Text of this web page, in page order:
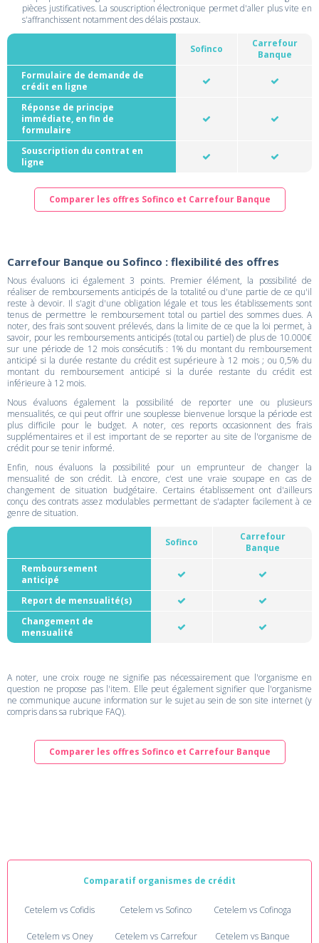
pièces justificatives. La souscription électronique permet d'aller plus vite en
s'affranchissent notamment des délais postaux.
Sofinco
Carrefour
Banque
Formulaire de demande de
crédit en ligne
Réponse de principe
immédiate, en fin de
formulaire
Souscription du contrat en
ligne
Comparer les offres Sofinco et Carrefour Banque
Carrefour Banque ou Sofinco : flexibilité des offres
Nous évaluons ici également 3 points. Premier élément, la possibilité de
réaliser de remboursements anticipés de la totalité ou d'une partie de ce qu'il
reste à devoir. Il s'agit d'une obligation légale et tous les établissements sont
tenus de permettre le remboursement total ou partiel des sommes dues. A
noter, des frais sont souvent prélevés, dans la limite de ce que la loi permet, à
savoir, pour les remboursements anticipés (total ou partiel) de plus de 10.000€
sur une période de 12 mois consécutifs : 1% du montant du remboursement
anticipé si la durée restante du crédit est supérieure à 12 mois ; ou 0,5% du
montant du remboursement anticipé si la durée restante du crédit est
inférieure à 12 mois.
Nous évaluons également la possibilité de reporter une ou plusieurs
mensualités, ce qui peut offrir une souplesse bienvenue lorsque la période est
plus difficile pour le budget. A noter, ces reports occasionnent des frais
supplémentaires et il est important de se reporter au site de l'organisme de
crédit pour se tenir informé.
Enfin, nous évaluons la possibilité pour un emprunteur de changer la
mensualité de son crédit. Là encore, c'est une vraie soupape en cas de
changement de situation budgétaire. Certains établissement ont d'ailleurs
conçu des contrats assez modulables permettant de s'adapter facilement à ce
genre de situation.
Sofinco
Carrefour
Banque
Remboursement
anticipé
Report de mensualité(s)
Changement de
mensualité
A noter, une croix rouge ne signifie pas nécessairement que l'organisme en
question ne propose pas l'item. Elle peut également signifier que l'organisme
ne communique aucune information sur le sujet au sein de son site internet (y
compris dans sa rubrique FAQ).
Comparer les offres Sofinco et Carrefour Banque
Comparatif organismes de crédit
Cetelem vs Cofidis Cetelem vs Sofinco Cetelem vs Cofinoga
Cetelem vs Oney
Cetelem vs Carrefour
Cetelem vs Banque